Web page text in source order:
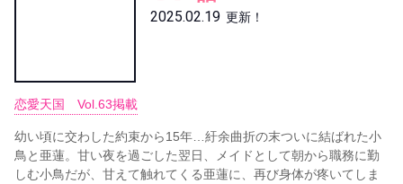
2025.02.19 更新！
恋愛天国 Vol.63掲載
幼い頃に交わした約束から15年…紆余曲折の末ついに結ばれた小
鳥と亜蓮。甘い夜を過ごした翌日、メイドとして朝から職務に勤
しむ小鳥だが、甘えて触れてくる亜蓮に、再び身体が疼いてしま